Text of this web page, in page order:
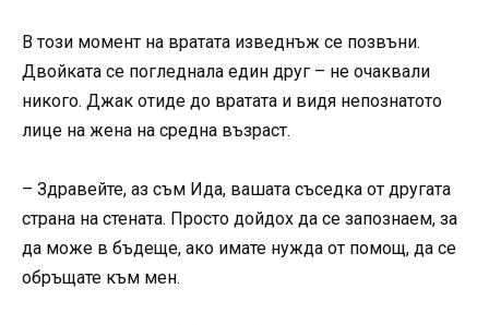
В този момент на вратата изведнъж се позвъни.
Двойката се погледнала един друг – не очаквали
никого. Джак отиде до вратата и видя непознатото
лице на жена на средна възраст.
– Здравейте, аз съм Ида, вашата съседка от другата
страна на стената. Просто дойдох да се запознаем, за
да може в бъдеще, ако имате нужда от помощ, да се
обръщате към мен.